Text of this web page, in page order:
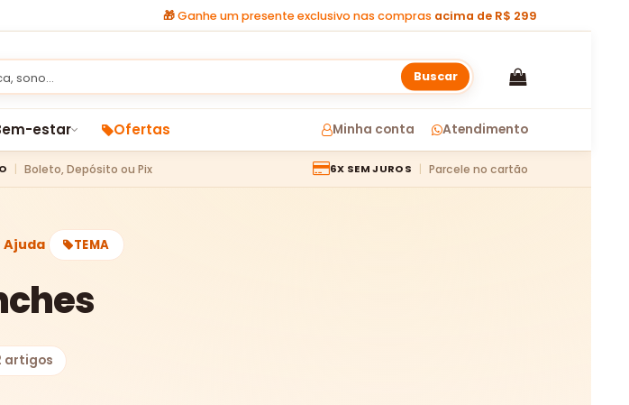
🎁Ganhe um presente exclusivo nas compras acima de R$ 299
Buscar
estar Ofertas Minha conta Atendimento
Boleto, Depósito ou Pix 6X SEM JUROS Parcele no cartão
Ajuda TEMA
artigos